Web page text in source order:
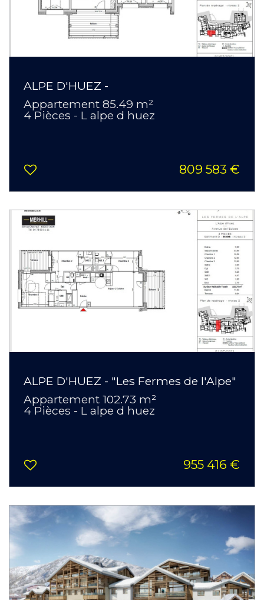
ALPE D'HUEZ -
Appartement 85.49 m²
4 Pièces - L alpe d huez
809 583 €
ALPE D'HUEZ - "Les Fermes de l'Alpe"
Appartement 102.73 m²
4 Pièces - L alpe d huez
955 416 €